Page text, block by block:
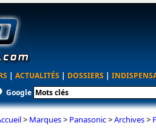
| ACTUALITÉS | DOSSIERS |
Google
> Marques> Panasonic>Archives>